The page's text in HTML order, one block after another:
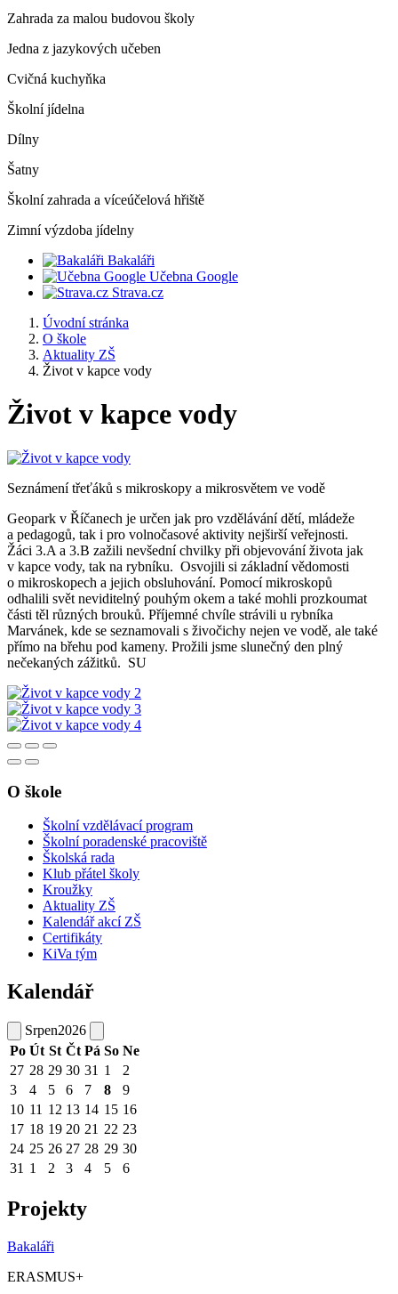
Zahrada za malou budovou školy
Jedna z jazykových učeben
Cvičná kuchyňka
Školní jídelna
Dílny
Šatny
Školní zahrada a víceúčelová hřiště
Zimní výzdoba jídelny
Bakaláři
Učebna Google
Strava.cz
Úvodní stránka
O škole
Aktuality ZŠ
Život v kapce vody
Život v kapce vody
Seznámení třeťáků s mikroskopy a mikrosvětem ve vodě
Geopark v Říčanech je určen jak pro vzdělávání dětí, mládeže
a pedagogů, tak i pro volnočasové aktivity nejširší veřejnosti.
Žáci 3.A a 3.B zažili nevšední chvilky při objevování života jak
v kapce vody, tak na rybníku. Osvojili si základní vědomosti
o mikroskopech a jejich obsluhování. Pomocí mikroskopů
odhalili svět neviditelný pouhým okem a také mohli prozkoumat
části těl různých brouků. Příjemné chvíle strávili u rybníka
Marvánek, kde se seznamovali s živočichy nejen ve vodě, ale také
přímo na břehu pod kameny. Prožili jsme slunečný den plný
nečekaných zážitků. SU
O škole
Školní vzdělávací program
Školní poradenské pracoviště
Školská rada
Klub přátel školy
Kroužky
Aktuality ZŠ
Kalendář akcí ZŠ
Certifikáty
KiVa tým
Kalendář
Srpen2026
Po Út St Čt Pá So Ne
27 28 29 30 31 1
2
3
4 5 6 7 8
9
10 11 12 13 14 15 16
17 18 19 20 21 22 23
24 25 26 27 28 29 30
31 1 2 3 4 5 6
Projekty
Bakaláři
ERASMUS+